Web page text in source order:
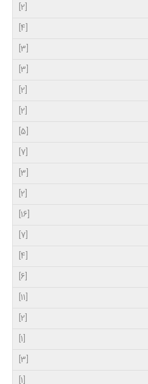
[2]
[4]
[3]
[3]
[2]
[2]
[5]
[7]
[3]
[2]
[16]
[7]
[4]
[6]
[11]
[2]
[1]
[3]
[1]